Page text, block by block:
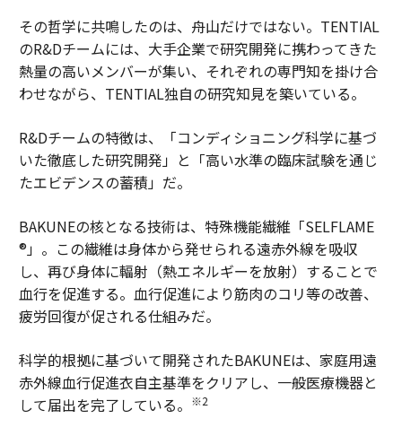
その哲学に共鳴したのは、舟山だけではない。TENTIAL
のR&Dチームには、大手企業で研究開発に携わってきた
熱量の高いメンバーが集い、それぞれの専門知を掛け合
わせながら、TENTIAL独自の研究知見を築いている。
R&Dチームの特徴は、「コンディショニング科学に基づ
いた徹底した研究開発」と「高い水準の臨床試験を通じ
たエビデンスの蓄積」だ。
BAKUNEの核となる技術は、特殊機能繊維「SELFLAME
®」。この繊維は身体から発せられる遠赤外線を吸収
し、再び身体に輻射（熱エネルギーを放射）することで
血行を促進する。血行促進により筋肉のコリ等の改善、
疲労回復が促される仕組みだ。
科学的根拠に基づいて開発されたBAKUNEは、家庭用遠
赤外線血行促進衣自主基準をクリアし、一般医療機器と
して届出を完了している。
※2